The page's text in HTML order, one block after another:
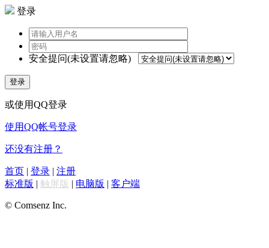
登录
安全提问(未设置请忽略)
登录
或使用QQ登录
使用QQ帐号登录
还没有注册？
首页 | 登录 | 注册
标准版 | 触屏版 | 电脑版 | 客户端
© Comsenz Inc.